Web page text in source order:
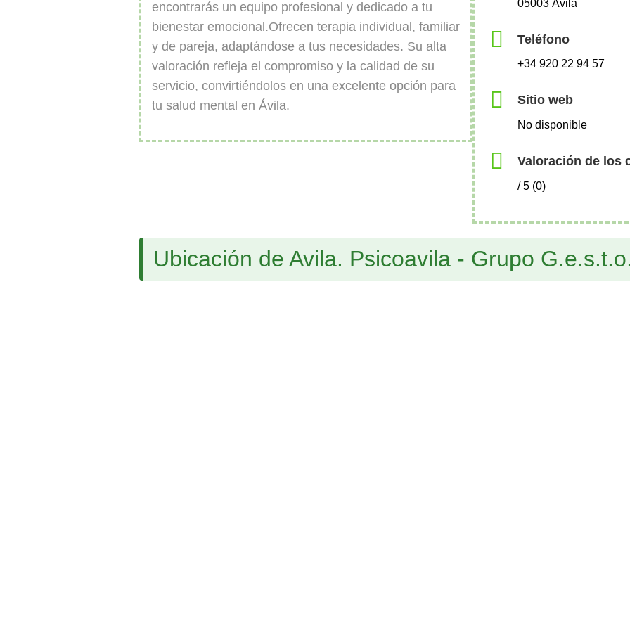
encontrarás un equipo profesional y dedicado a tu
bienestar emocional.Ofrecen terapia individual, familiar
y de pareja, adaptándose a tus necesidades. Su alta
valoración refleja el compromiso y la calidad de su
servicio, convirtiéndolos en una excelente opción para
tu salud mental en Ávila.
05003 Ávila
Teléfono
+34 920 22 94 57
Sitio web
No disponible
Valoración de los
/ 5 (0)
Ubicación de Avila. Psicoavila - Grupo